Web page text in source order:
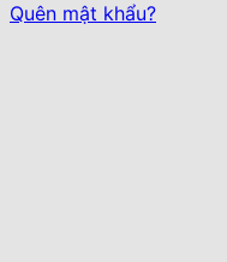
Quên mật khẩu?